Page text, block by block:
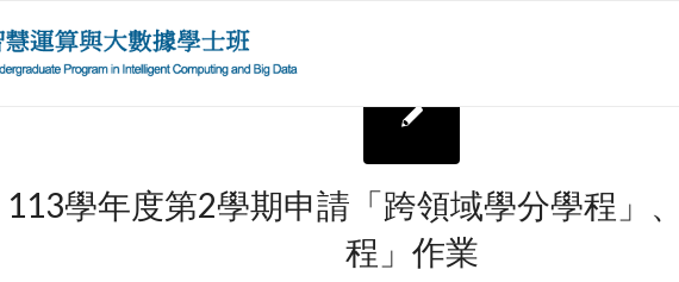
113學年度第2學期申請「跨領域學分學程」
程」作業